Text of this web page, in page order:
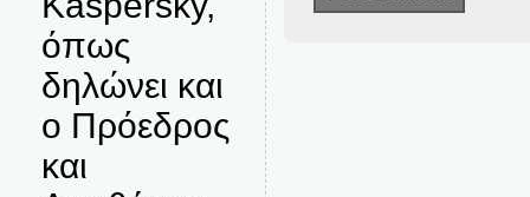
όπως
δηλώνει και
ο Πρόεδρος
και